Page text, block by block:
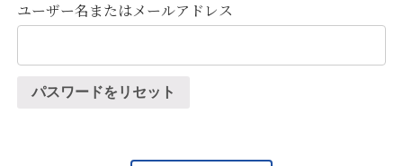
ユーザー名またはメールアドレス
パスワードをリセット